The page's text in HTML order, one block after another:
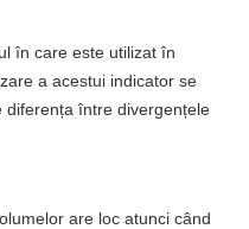
în care este utilizat în
a acestui indicator se
diferența între divergențele
are loc atunci când